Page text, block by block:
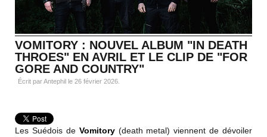
VOMITORY : NOUVEL ALBUM "IN DEATH
THROES" EN AVRIL ET LE CLIP DE "FOR
GORE AND COUNTRY"
Écrit par Antephil le 26 février 2026
Les Suédois de Vomitory(death metal) viennent de dévoiler